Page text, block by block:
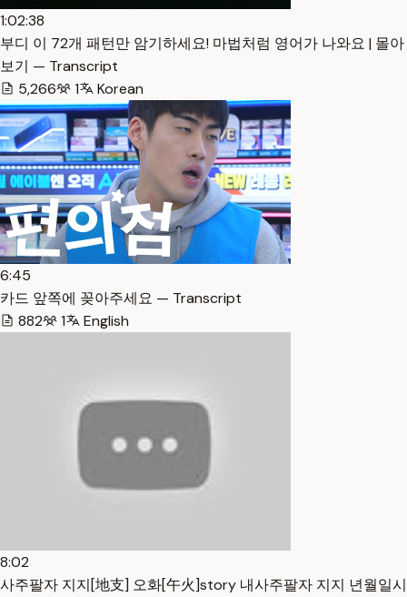
1:02:38
부디 이 72개 패턴만 암기하세요! 마법처럼 영어가 나와요 | 몰아
보기 — Transcript
5,266
1 Korean
6:45
카드 앞쪽에 꽂아주세요 — Transcript
882
1 English
8:02
사주팔자 지지[地支] 오화[午火]story 내사주팔자 지지 년월일시